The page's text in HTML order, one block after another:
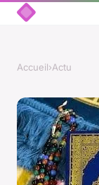
Accueil›Actu